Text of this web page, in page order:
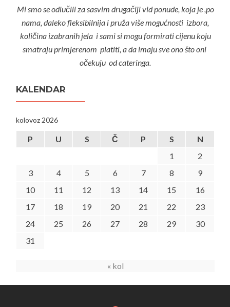
Mi smo se odlučili za sasvim drugačiji vid ponude, koja je ,po
nama, daleko fleksibilnija i pruža više mogućnosti izbora,
količina izabranih jela i sami si mogu formirati cijenu koju
smatraju primjerenom platiti, a da imaju sve ono što oni
očekuju od cateringa.
KALENDAR
kolovoz 2026
P U S Č P S
N
1
2
3
4 5 6 7 8
9
10
11 12 13 14 15
16
17
18 19 20 21 22
23
24
25 26 27 28 29
30
31
« kol